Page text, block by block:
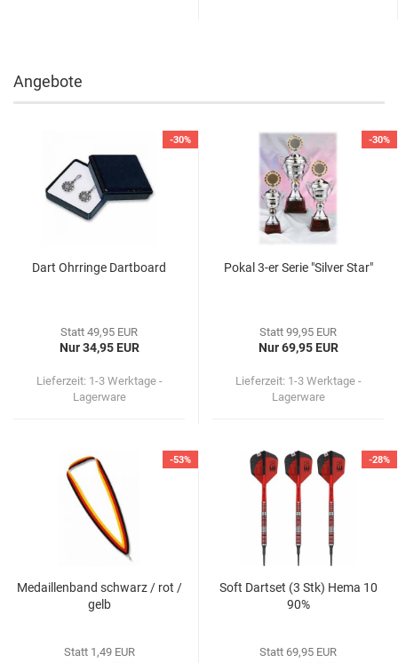
Angebote
-30%
Dart Ohr­rin­ge Dart­board
Statt 49,95 EUR
Nur 34,95 EUR
Lieferzeit: 1-3 Werktage -
Lagerware
-30%
Pokal 3-er Serie "Sil­ver Star"
Statt 99,95 EUR
Nur 69,95 EUR
Lieferzeit: 1-3 Werktage -
Lagerware
-53%
Me­dail­len­band schwarz / rot /
gelb
Statt 1,49 EUR
-28%
Soft Dart­set (3 Stk) Hema 10
90%
Statt 69,95 EUR